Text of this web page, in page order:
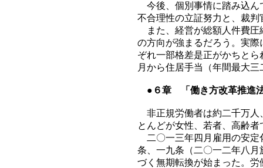
今後、個別事情に踏み込ん
不合理性の立証努力と、裁
また、経営が総額人件費圧
の方向が強まるだろう。実
ぞれ一部格差是正がかちと
月から住居手当（年間最大
●６章 「働き方改革推進
非正規労働者は約二千万人
とんどが女性、若者、高齢
二〇一三年四月雇用の安定
条、一九条（二〇一二年八
づく無期転換が始まった。